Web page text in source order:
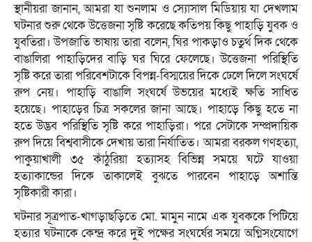
স্থানীয়রা জানান, আমরা যা শুনলাম ও স্যোসাল মিডিয়ায় যা দেখলাম
ঘটনার শুরু থেকে উত্তেজনা সৃষ্টি করেছে কতিপয় কিছু পাহাড়ি যুবক ও
যুবতিরা। উপজাতি ভাষায় তারা বলেন, ঘির পাকড়াও চতুর্থ দিক থেকে
বাঙালিরা পাহাড়িদের বাড়ি ঘর ঘিরে ফেলেছে। উত্তেজনা পরিস্থিতি
সৃষ্টি করে তারা পরিবেশটাকে বিপন্ন-বিস্ময়ের দিকে ঢেলে দিলে সংঘর্ষে
রুপ নেয়। পাহাড়ি বাঙালি সংঘর্ষে উভয়ের মধ্যেই ক্ষতি সাধিত
হয়েছে। পাহাড়ের চিত্র সকলের জানা আছে। পাহাড়ে কিছু হতে না
হতে উদ্ভব পরিস্থিতি সৃষ্টি করে পাহাড়িরা। পরে সেটাকে সম্প্রদায়িক
রুপ দিয়ে বিশ্ববাসীকে দেখায় তারা নির্যাতিত। আমরা বরকল গণহত্যা,
পাকুয়াখালী ৩৫ কাঁঠুরিয়া হত্যাসহ বিভিন্ন সময়ে ঘটে যাওয়া
হত্যাকান্ডের দিকে তাকালেই বুঝতে পারবেন পাহাড়ে অশান্তি
সৃষ্টিকারী কারা।
ঘটনার সূত্রপাত-খাগড়াছড়িতে মো. মামুন নামে এক যুবককে পিটিয়ে
হত্যার ঘটনাকে কেন্দ্র করে দুই পক্ষের সংঘর্ষের সময়ে অগ্নিসংযোগে